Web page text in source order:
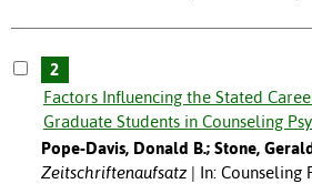
2
Factors Influencing the Stated
Graduate Students in Counseling
Pope-Davis, Donald B.; Stone,
Zeitschriftenaufsatz
In: Counseling